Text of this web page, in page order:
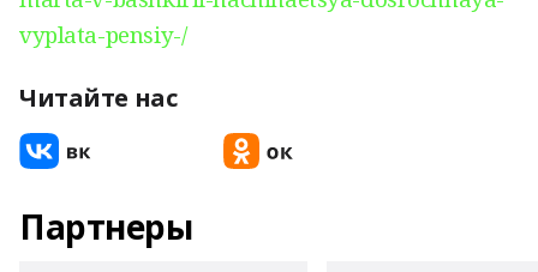
vyplata-pensiy-/
Читайте нас
Партнеры